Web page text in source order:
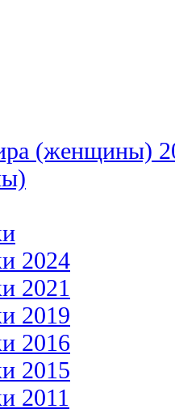
(женщины)
2024
2021
2019
2016
2015
2011